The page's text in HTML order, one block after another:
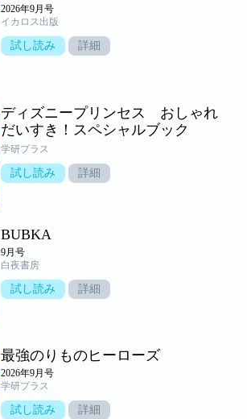
2026年9月号
イカロス出版
試し読み 詳細
ディズニープリンセス おしゃれ
だいすき！スペシャルブック
学研プラス
試し読み 詳細
BUBKA
9月号
白夜書房
試し読み 詳細
最強のりものヒーローズ
2026年9月号
学研プラス
試し読み 詳細